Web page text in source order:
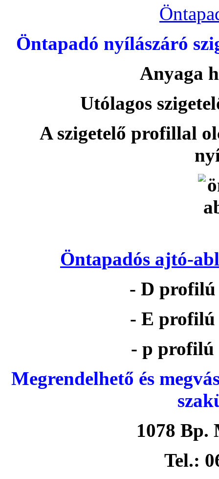
Öntapadó nyílászáró
Anyaga
Utólagos
A szigetelő profillal
Öntapadós ajtó-
- D profilú
- E profilú
- p profilú
Megrendelhető és
1078 Bp.
Tel.: